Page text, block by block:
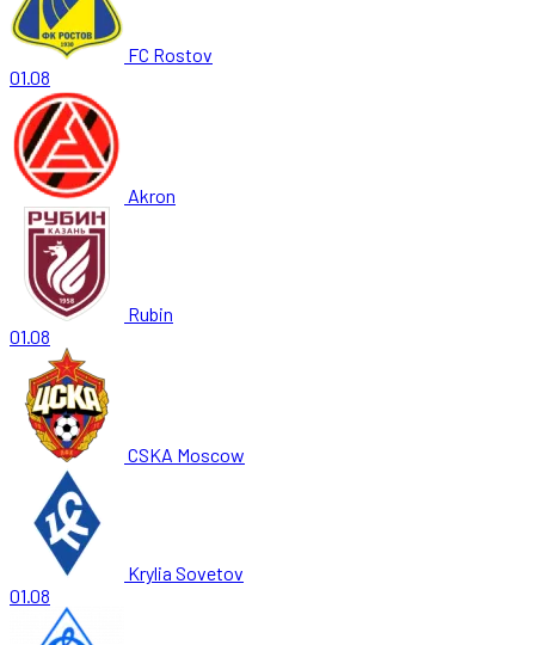
FC Rostov
01.08
Akron
Rubin
01.08
CSKA Moscow
Krylia Sovetov
01.08